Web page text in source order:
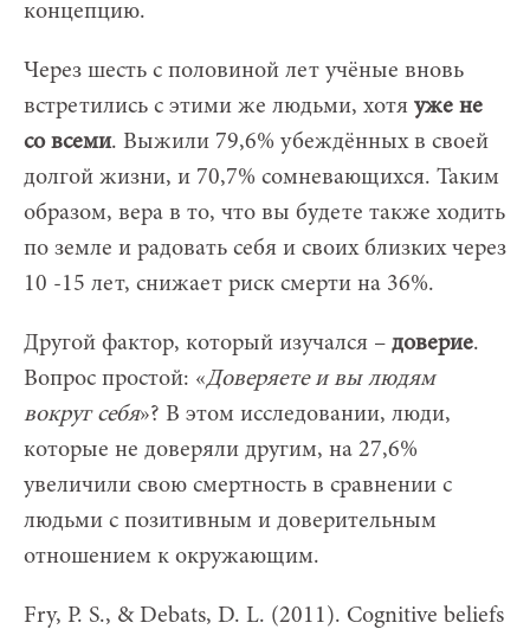
концепцию.
Через шесть с половиной лет учёные вновь
встретились с этими же людьми, хотя уже не
со всеми. Выжили 79,6% убеждённых в своей
долгой жизни, и 70,7% сомневающихся. Таким
образом, вера в то, что вы будете также ходить
по земле и радовать себя и своих близких через
10 -15 лет, снижает риск смерти на 36%.
Другой фактор, который изучался – доверие.
Вопрос простой: «Доверяете и вы людям
вокруг себя»? В этом исследовании, люди,
которые не доверяли другим, на 27,6%
увеличили свою смертность в сравнении с
людьми с позитивным и доверительным
отношением к окружающим.
Fry, P. S., & Debats, D. L. (2011). Cognitive beliefs